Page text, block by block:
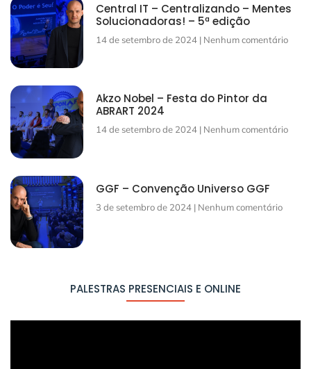
Central IT – Centralizando – Mentes
Solucionadoras! – 5ª edição
14 de setembro de 2024 Nenhum comentário
Akzo Nobel – Festa do Pintor da
ABRART 2024
14 de setembro de 2024 Nenhum comentário
GGF – Convenção Universo GGF
3 de setembro de 2024 Nenhum comentário
PALESTRAS PRESENCIAIS E ONLINE